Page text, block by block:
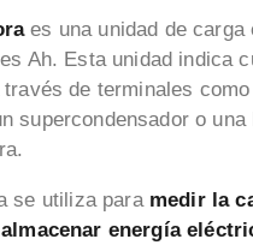
es una unidad de carga
Ah. Esta unidad indica
de terminales
supercondensador o una
se utiliza para medir la
energía